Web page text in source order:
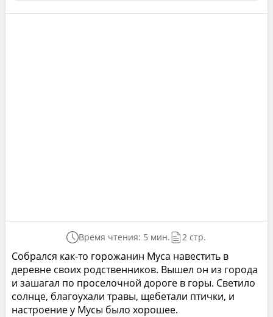
Время чтения: 5 мин. 2 стр.
Собрался как-то горожанин Муса навестить в
деревне своих родственников. Вышел он из города
и зашагал по проселочной дороге в горы. Светило
солнце, благоухали травы, щебетали птички, и
настроение у Мусы было хорошее.